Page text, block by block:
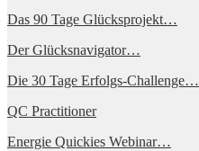
Das 90 Tage Glücksprojekt…
Der Glücksnavigator…
Die 30 Tage Erfolgs-Challenge…
QC Practitioner
Energie Quickies Webinar…